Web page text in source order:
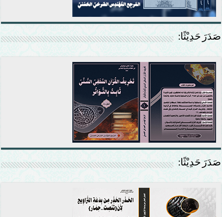
صَدَرَ حَدِيْثًا:
صَدَرَ حَدِيْثًا: